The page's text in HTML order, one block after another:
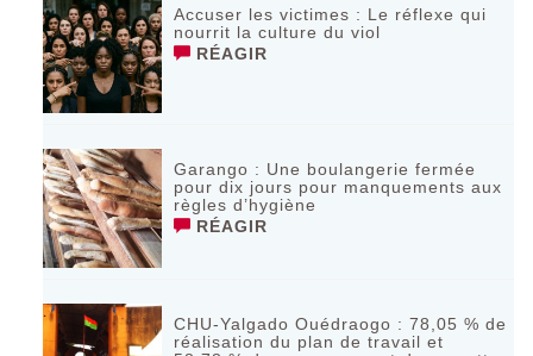
Accuser les victimes : Le réflexe qui
nourrit la culture du viol
RÉAGIR
Garango : Une boulangerie fermée
pour dix jours pour manquements aux
règles d’hygiène
RÉAGIR
CHU-Yalgado Ouédraogo : 78,05 % de
réalisation du plan de travail et